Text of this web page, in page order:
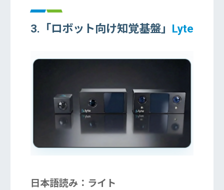
3.「ロボット向け知覚基盤」 Lyte
日本語読み：ライト